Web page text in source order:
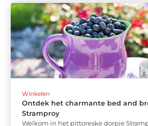
Winkelen
Ontdek het charmante bed and
Stramproy
Welkom in het pittoreske dorpje